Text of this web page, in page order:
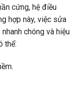
cứng, hệ điều
hợp này, việc sửa
chóng và hiệu
thể: